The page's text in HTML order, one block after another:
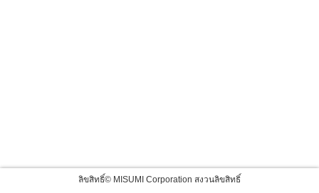
ลิขสิทธิ์© MISUMI Corporation สงวนลิขสิทธิ์